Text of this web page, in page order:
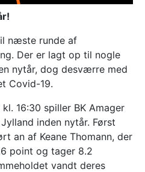
næste runde af
Der er lagt op til nogle
nytår, dog desværre med
Covid-19.
16:30 spiller BK Amager
inden nytår. Først
an af Keane Thomann, der
point og tager 8.2
vandt deres